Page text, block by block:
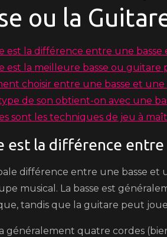
ou la
est la différence entre une basse
est la meilleure basse ou guitare
choisir entre une basse et
de son obtient-on avec une
sont les techniques de jeu à
est la différence entre
différence entre une basse
musical. La basse est
tandis que la guitare peut
a généralement quatre cordes